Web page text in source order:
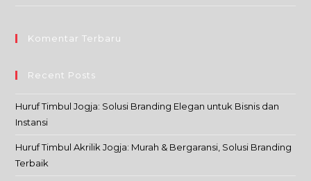
Komentar Terbaru
Recent Posts
Huruf Timbul Jogja: Solusi Branding Elegan untuk Bisnis dan
Instansi
Huruf Timbul Akrilik Jogja: Murah & Bergaransi, Solusi Branding
Terbaik